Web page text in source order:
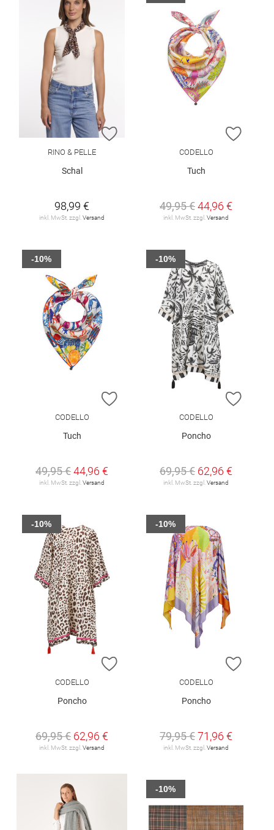
ZUR WUNSCHLISTE HINZUFÜGEN
RINO & PELLE
Schal
98,99 €
inkl. MwSt. zzgl. Versand
ZUR
CODELLO
Tuch
49,95 €44,96 €
inkl. MwSt. zzgl. Versand
ZUR WUNSCHLISTE HINZUFÜGEN
CODELLO
Tuch
49,95 €44,96 €
inkl. MwSt. zzgl. Versand
-10%
ZUR
CODELLO
Poncho
69,95 € 62,96 €
inkl. MwSt. zzgl. Versand
-10%
ZUR WUNSCHLISTE HINZUFÜGEN
CODELLO
Poncho
69,95 € 62,96 €
inkl. MwSt. zzgl. Versand
-10%
ZUR
CODELLO
Poncho
79,95 €71,96 €
inkl. MwSt. zzgl. Versand
-10%
-10%